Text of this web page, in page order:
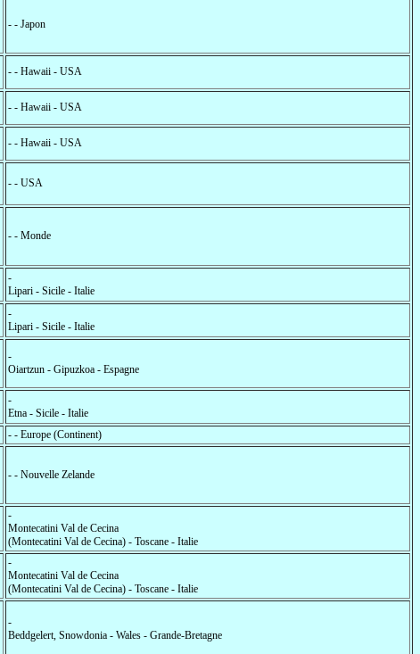
- - Japon
- - Hawaii - USA
- - Hawaii - USA
- - Hawaii - USA
- - USA
- - Monde
-
Lipari - Sicile - Italie
-
Lipari - Sicile - Italie
-
Oiartzun - Gipuzkoa - Espagne
-
Etna - Sicile - Italie
- - Europe (Continent)
- - Nouvelle Zelande
-
Montecatini Val de Cecina
(Montecatini Val de Cecina) - Toscane - Italie
-
Montecatini Val de Cecina
(Montecatini Val de Cecina) - Toscane - Italie
-
Beddgelert, Snowdonia - Wales - Grande-Bretagne